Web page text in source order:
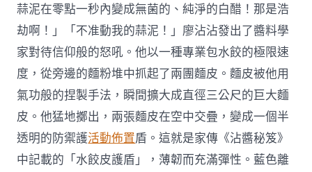
蒜泥在零點一秒內變成無菌的、純淨的白醋！那是浩
劫啊！」「不准動我的蒜泥！」廖沾沾發出了醬料學
家對待信仰般的怒吼。他以一種專業包水餃的極限速
度，從旁邊的麵粉堆中抓起了兩團麵皮。麵皮被他用
氣功般的捏製手法，瞬間擴大成直徑三公尺的巨大麵
皮。他猛地擲出，兩張麵皮在空中交疊，變成一個半
透明的防禦護活動佈置盾。這就是家傳《沾醬秘笈》
中記載的「水餃皮護盾」，薄韌而充滿彈性。藍色離